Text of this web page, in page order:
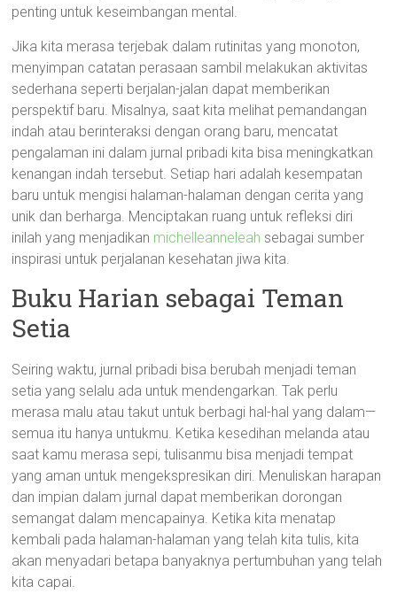
penting untuk keseimbangan mental.
Jika kita merasa terjebak dalam rutinitas yang monoton,
menyimpan catatan perasaan sambil melakukan aktivitas
sederhana seperti berjalan-jalan dapat memberikan
perspektif baru. Misalnya, saat kita melihat pemandangan
indah atau berinteraksi dengan orang baru, mencatat
pengalaman ini dalam jurnal pribadi kita bisa meningkatkan
kenangan indah tersebut. Setiap hari adalah kesempatan
baru untuk mengisi halaman-halaman dengan cerita yang
unik dan berharga. Menciptakan ruang untuk refleksi diri
inilah yang menjadikan michelleanneleah sebagai sumber
inspirasi untuk perjalanan kesehatan jiwa kita.
Buku Harian sebagai Teman
Setia
Seiring waktu, jurnal pribadi bisa berubah menjadi teman
setia yang selalu ada untuk mendengarkan. Tak perlu
merasa malu atau takut untuk berbagi hal-hal yang dalam—
semua itu hanya untukmu. Ketika kesedihan melanda atau
saat kamu merasa sepi, tulisanmu bisa menjadi tempat
yang aman untuk mengekspresikan diri. Menuliskan harapan
dan impian dalam jurnal dapat memberikan dorongan
semangat dalam mencapainya. Ketika kita menatap
kembali pada halaman-halaman yang telah kita tulis, kita
akan menyadari betapa banyaknya pertumbuhan yang telah
kita capai.